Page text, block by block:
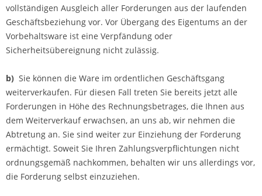
vollständigen Ausgleich aller Forderungen aus der laufenden
Geschäftsbeziehung vor. Vor Übergang des Eigentums an der
Vorbehaltsware ist eine Verpfändung oder
Sicherheitsübereignung nicht zulässig.
b) Sie können die Ware im ordentlichen Geschäftsgang
weiterverkaufen. Für diesen Fall treten Sie bereits jetzt alle
Forderungen in Höhe des Rechnungsbetrages, die Ihnen aus
dem Weiterverkauf erwachsen, an uns ab, wir nehmen die
Abtretung an. Sie sind weiter zur Einziehung der Forderung
ermächtigt. Soweit Sie Ihren Zahlungsverpflichtungen nicht
ordnungsgemäß nachkommen, behalten wir uns allerdings vor,
die Forderung selbst einzuziehen.